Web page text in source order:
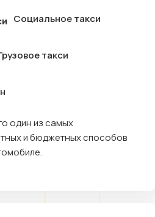
Социальное такси
такси
один из самых
и бюджетных способов